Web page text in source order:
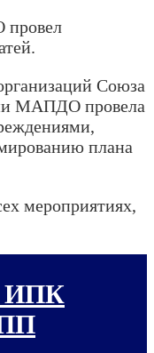
Союза
МАПДО провела
плана
мероприятиях,
ИПК